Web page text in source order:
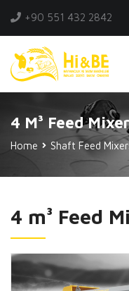
+90 551 432 2842
4 M³ Feed Mixer
Home Shaft Feed
4 m³ Feed